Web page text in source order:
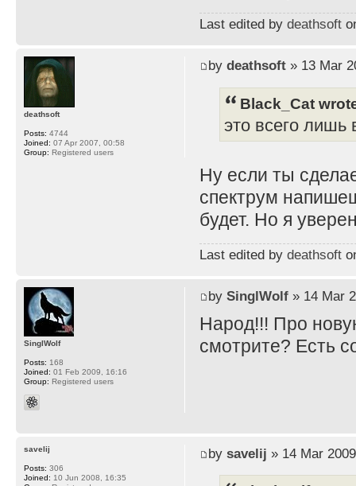
Last edited by deathsoft
by deathsoft» 13 Mar
Black_Cat
это всего лишь
Ну если ты
спектрум
будет. Но я
Last edited by deathsoft
deathsoft
Posts: 4744
Joined: 07 Apr 2007, 00:58
Group: Registered users
by SinglWolf» 14 Mar
Народ!!! Про
смотрите? Есть
SinglWolf
Posts: 168
Joined: 01 Feb 2009, 16:16
Group: Registered users
by savelij » 14 Mar
savelij
Posts: 306
Joined: 10 Jun 2008, 16:35